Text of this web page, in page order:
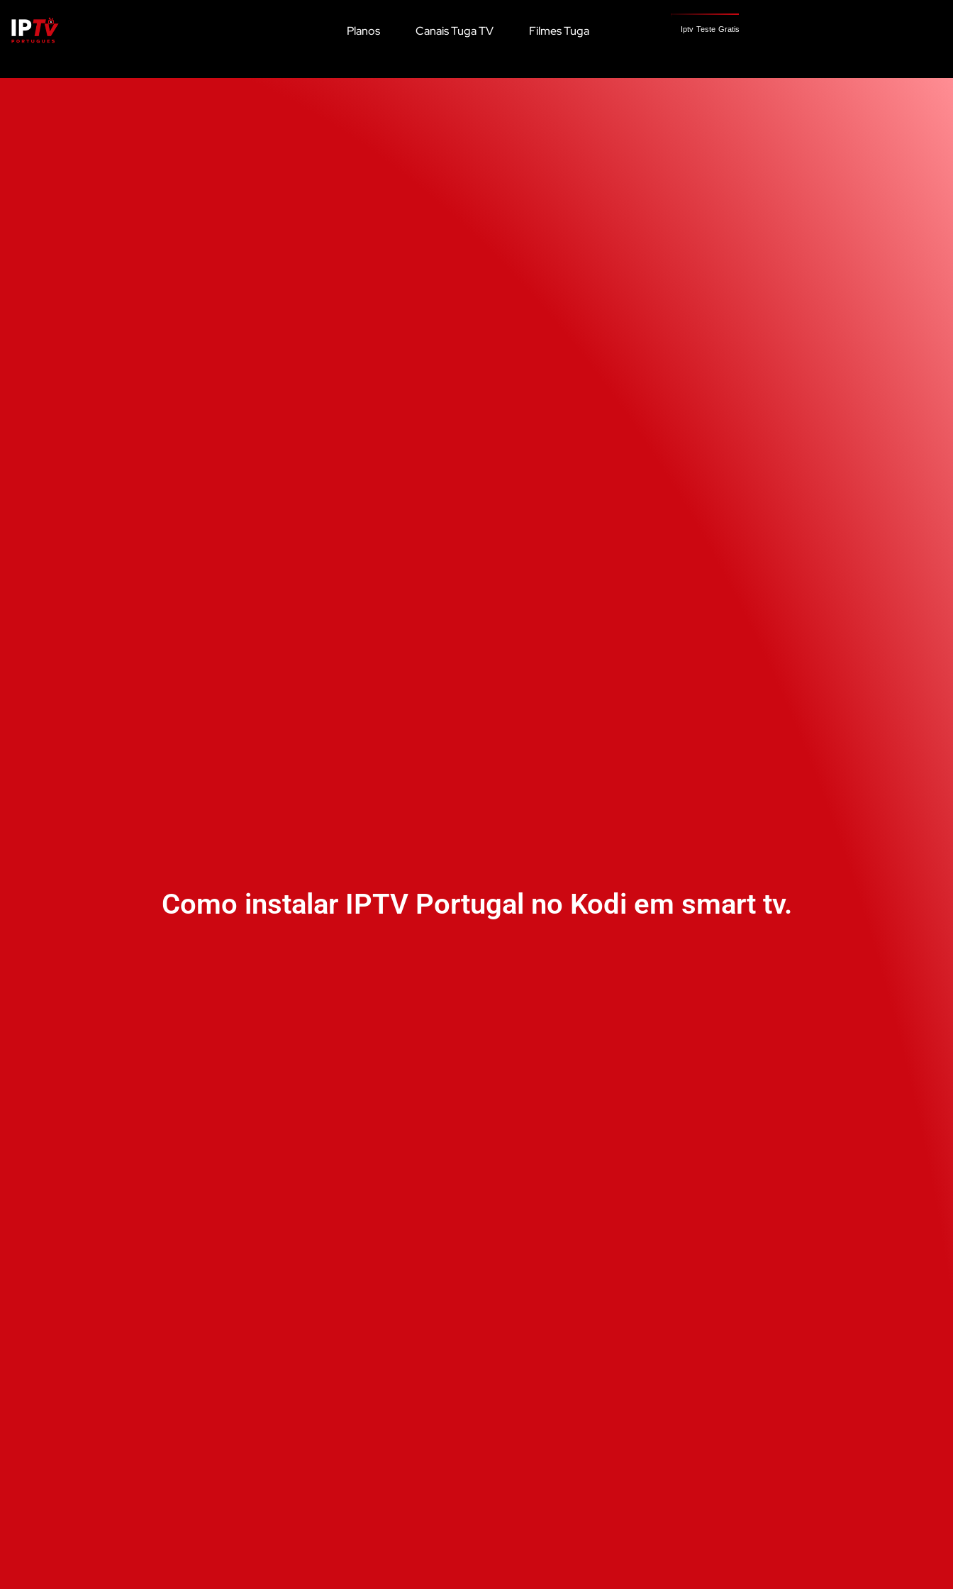
Planos Canais Tuga TV Filmes Tuga Iptv Teste Gratis
Como instalar IPTV Portugal no Kodi em smart tv.